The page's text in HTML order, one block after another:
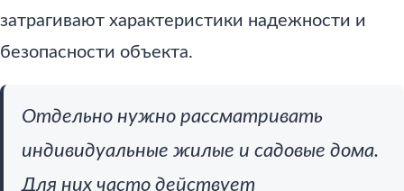
затрагивают характеристики надежности и
безопасности объекта.
Отдельно нужно рассматривать
индивидуальные жилые и садовые дома.
Для них часто действует